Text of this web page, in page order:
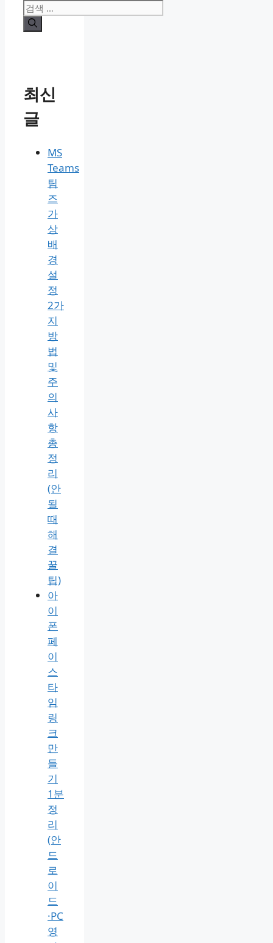
#카카오톡 AI 요약 #카톡 AI 요약 #
테
고
리
톡 AI 단톡방 요약
장,카톡 AI 요약
최신
MS
Teams
팀
즈
가
상
배
경
설
정
2가
지
방
법
및
주
의
사
항
총
정
리
(안
될
때
해
결
꿀
팁)
아
이
폰
페
이
스
타
임
링
크
만
들
기
1분